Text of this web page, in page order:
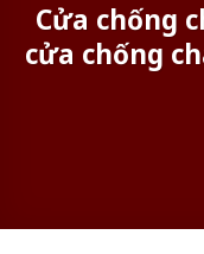
Cửa chống
cửa chống